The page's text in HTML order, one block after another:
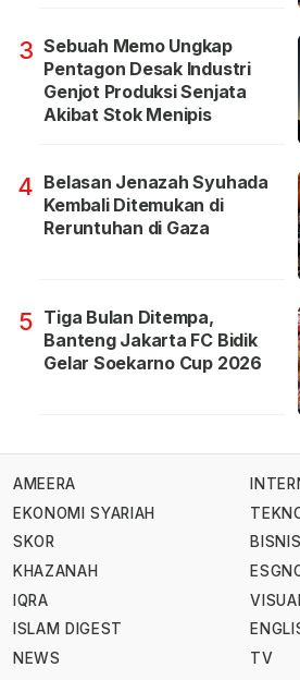
3 Sebuah Memo Ungkap
Pentagon Desak Industri
Genjot Produksi Senjata
Akibat Stok Menipis
4 Belasan Jenazah Syuhada
Kembali Ditemukan di
Reruntuhan di Gaza
5 Tiga Bulan Ditempa,
Banteng Jakarta FC Bidik
Gelar Soekarno Cup 2026
AMEERA
EKONOMI SYARIAH
SKOR
KHAZANAH
IQRA
ISLAM DIGEST
NEWS
TV